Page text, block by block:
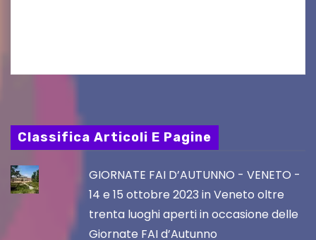
Classifica Articoli E Pagine
GIORNATE FAI D’AUTUNNO - VENETO -
14 e 15 ottobre 2023 in Veneto oltre
trenta luoghi aperti in occasione delle
Giornate FAI d’Autunno